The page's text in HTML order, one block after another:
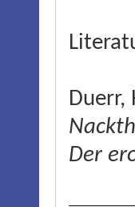
Duerr,
Der